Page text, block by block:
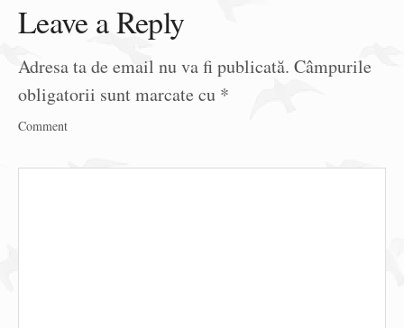
Leave a Reply
Adresa ta de email nu va fi publicată. Câmpurile
obligatorii sunt marcate cu *
Comment